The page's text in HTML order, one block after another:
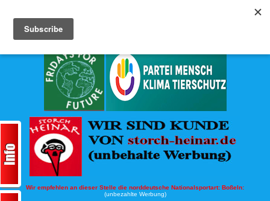
Wir empfehlen an dieser Stelle die norddeutsche Nationalsportart: Boßeln:
(unbezahlte Werbung)